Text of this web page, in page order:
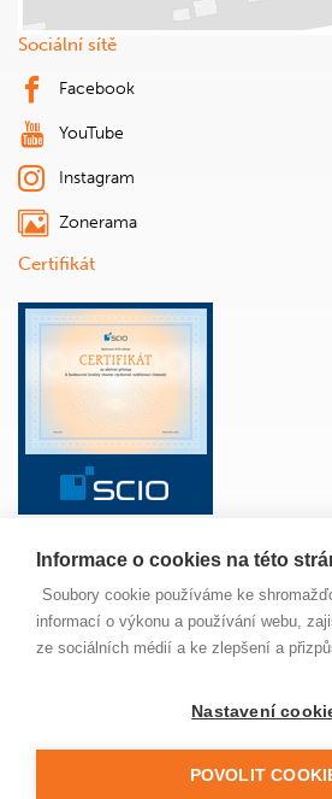
Sociální sítě
Facebook
YouTube
Instagram
Zonerama
Certifikát
ŠKOLA ANGLICKÝ JAZYK
PAVUČINKA
JÍDELNA
NOVINKY
© 2022 Základní škola Jungmannova
Informace o cookies na této
Soubory cookie používáme ke
informací o výkonu a používání webu,
ze sociálních médií a ke zlepšení a
Nastavení
POVOLIT